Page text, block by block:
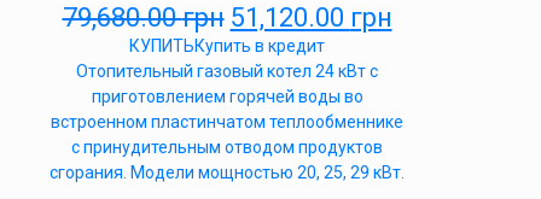
79,680.00грн 51,120.00 грн
КУПИТЬКупить в кредит
Отопительный газовый котел 24 кВт с
приготовлением горячей воды во
встроенном пластинчатом теплообменнике
с принудительным отводом продуктов
сгорания. Модели мощностью 20, 25, 29 кВт.